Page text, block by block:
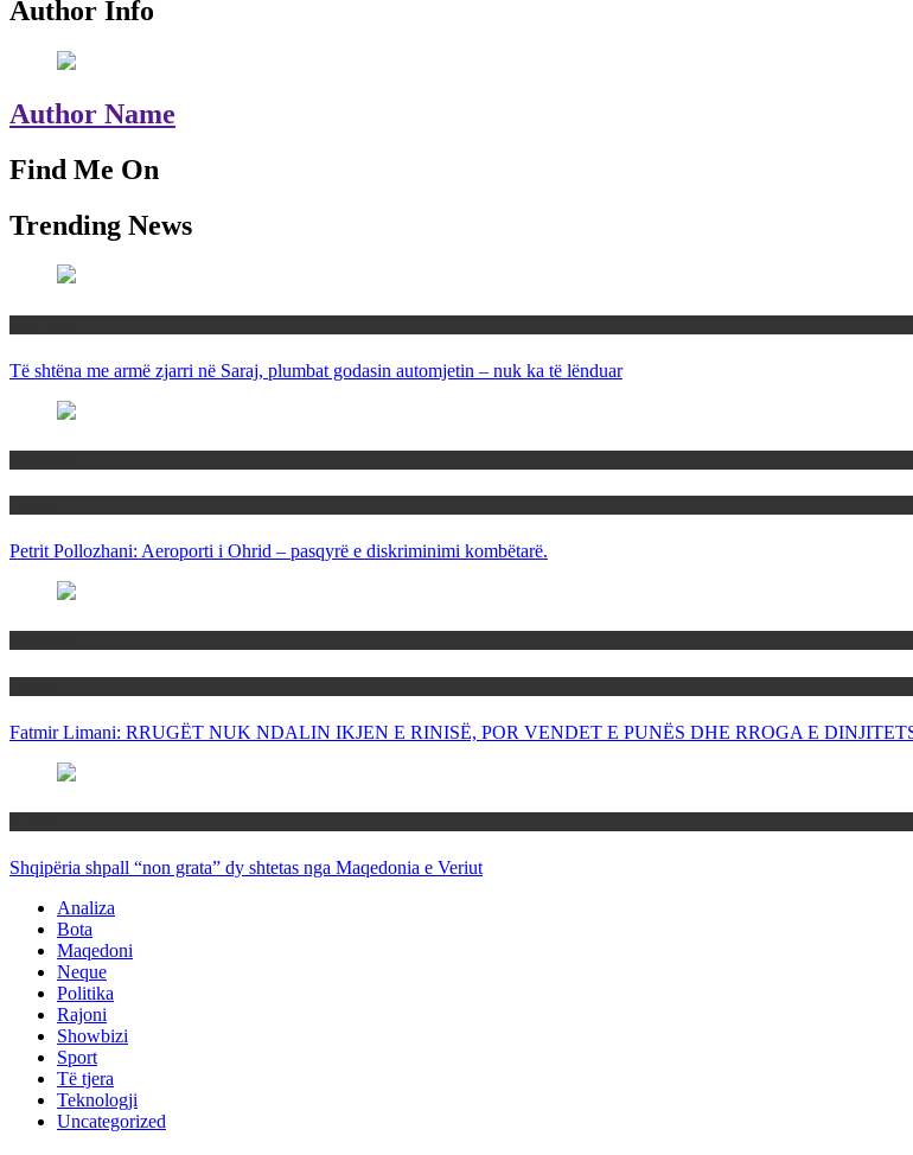
Author Info
Author Name
Find Me On
Trending News
Të shtëna me armë zjarri në Saraj, plumbat godasin automjetin – nuk ka të lënduar
Petrit Pollozhani: Aeroporti i Ohrid – pasqyrë e diskriminimi kombëtarë.
Fatmir Limani: RRUGËT NUK NDALIN IKJEN E RINISË, POR VENDET E PUNËS DHE RROGA E
Shqipëria shpall “non grata” dy shtetas nga Maqedonia e Veriut
Analiza
Bota
Maqedoni
Neque
Politika
Rajoni
Showbizi
Sport
Të tjera
Teknologji
Uncategorized